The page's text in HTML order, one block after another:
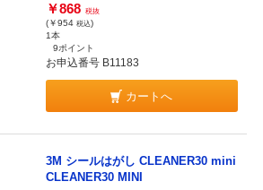
￥868 税抜
(￥954 税込)
1本
9ポイント
お申込番号 B11183
カートへ
3M シールはがし CLEANER30 mini
CLEANER30 MINI